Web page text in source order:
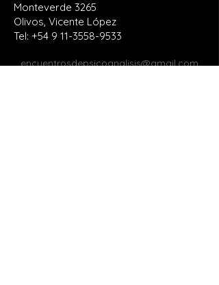
Monteverde 3265
Olivos, Vicente López
Tel: +54 9 11-3558-9533
encuentrosdepsicoanalisis@gmail.com